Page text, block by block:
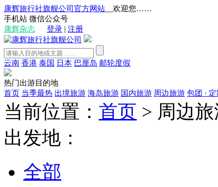
康辉旅行社旗舰公司官方网站 __欢迎您……
手机站 微信公众号
康辉杂志
登录 | 注册
云南 香港 泰国 日本 巴厘岛 邮轮度假
热门出游目的地
首页 当季最热 出境旅游 海岛旅游 国内旅游 周边旅游 包团 ·
当前位置： 首页 > 周边
出发地：
全部